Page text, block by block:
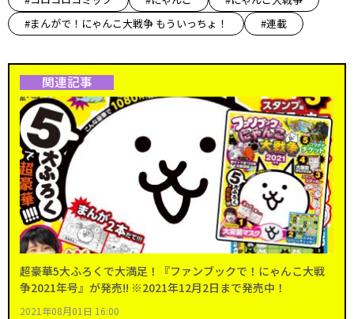
#まんがで！にゃんこ大戦争 もういっちょ！
#連載
関連記事
超豪華5大ふろくで大満足！『ファンブックで！にゃんこ大戦
争2021年号』が発売!! ※2021年12月2日まで発売中！
2021年08月01日 16:00